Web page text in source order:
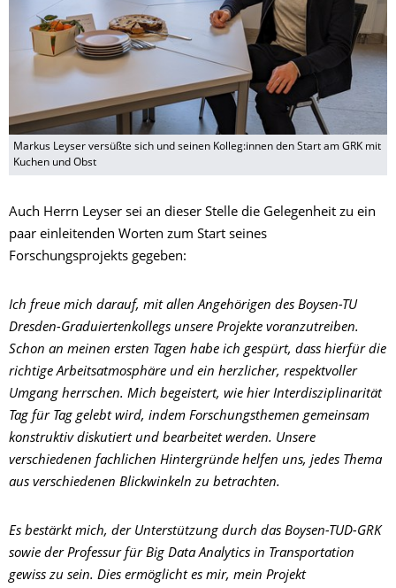
Markus Leyser versüßte sich und seinen Kolleg:innen den Start am GRK mit
Kuchen und Obst
Auch Herrn Leyser sei an dieser Stelle die Gelegenheit zu ein
paar einleitenden Worten zum Start seines
Forschungsprojekts gegeben:
Ich freue mich darauf, mit allen Angehörigen des Boysen-TU
Dresden-Graduiertenkollegs unsere Projekte voranzutreiben.
Schon an meinen ersten Tagen habe ich gespürt, dass hierfür die
richtige Arbeitsatmosphäre und ein herzlicher, respektvoller
Umgang herrschen. Mich begeistert, wie hier Interdisziplinarität
Tag für Tag gelebt wird, indem Forschungsthemen gemeinsam
konstruktiv diskutiert und bearbeitet werden. Unsere
verschiedenen fachlichen Hintergründe helfen uns, jedes Thema
aus verschiedenen Blickwinkeln zu betrachten.
Es bestärkt mich, der Unterstützung durch das Boysen-TUD-GRK
sowie der Professur für Big Data Analytics in Transportation
gewiss zu sein. Dies ermöglicht es mir, mein Projekt